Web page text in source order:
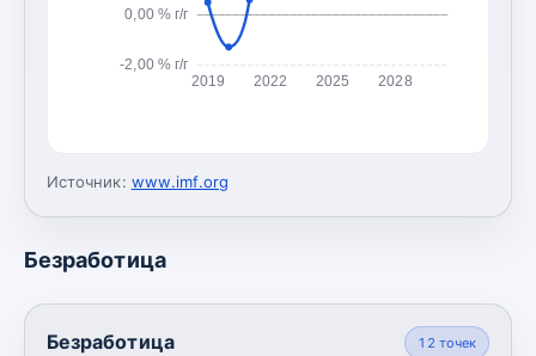
-2,00 % г/г
0,00 % г/г
2019 2022 2025 2028
Источник: www.imf.org
Безработица
Безработица 12 точек